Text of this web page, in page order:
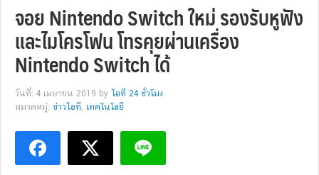
จอย Nintendo Switch ใหม่ รองรับหูฟัง
และไมโครโฟน โทรคุยผ่านเครื่อง
Nintendo Switch ได้
วันที่: 4 เมษายน 2019 by ไอที 24 ชั่วโมง
หมวดหมู่: ข่าวไอที, เทคโนโลยี